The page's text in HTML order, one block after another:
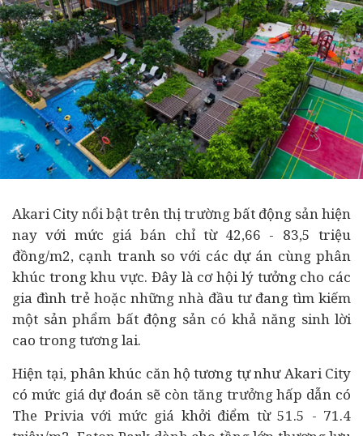
Akari City nổi bật trên thị trườngbất động sảnhiện
nay với mức giá bán chỉ từ 42,66 - 83,5 triệu
đồng/m2, cạnh tranh so với các dự án cùng phân
khúc trong khu vực. Đây là cơ hội lý tưởng cho các
gia đình trẻ hoặc những nhà đầu tưđang tìm kiếm
một sản phẩm bất động sản có khả năng sinh lời
cao trong tương lai.
Hiện tại, phân khúc căn hộ tương tự như Akari City
có mức giá dự đoán sẽ còn tăng trưởng hấp dẫn có
The Privia với mức giá khởi điểm từ 51.5 - 71.4